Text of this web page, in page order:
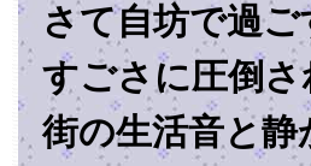
さて自坊で過
すごさに圧倒
街の生活音と